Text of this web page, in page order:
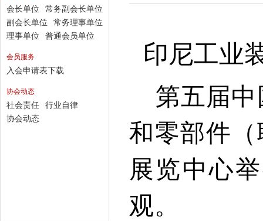
会长单位
常务副会长单位
副会长单位
常务理事单位
理事单位
普通会员单位
会员服务
入会申请表下载
协会动态
社会责任
行业自律
协会动态
印尼工业
第五届
和零部件
展览中心
观。